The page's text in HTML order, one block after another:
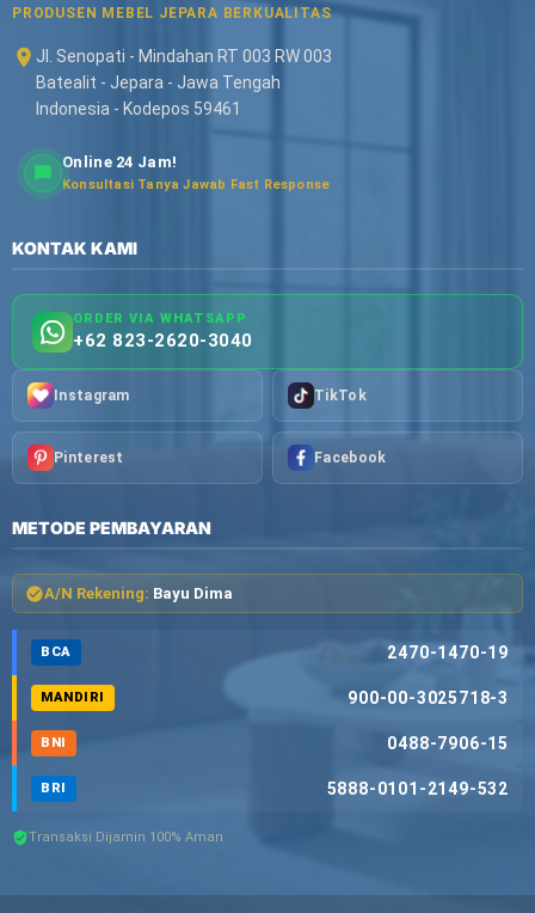
PRODUSEN MEBEL JEPARA BERKUALITAS
Jl. Senopati - Mindahan RT 003 RW 003
Batealit - Jepara - Jawa Tengah
Indonesia - Kodepos 59461
Online 24 Jam!
Konsultasi Tanya Jawab Fast Response
KONTAK KAMI
ORDER VIA WHATSAPP
+62 823-2620-3040
Instagram TikTok
Pinterest Facebook
METODE PEMBAYARAN
A/N Rekening: Bayu Dima
BCA 2470-1470-19
MANDIRI 900-00-3025718-3
BNI 0488-7906-15
BRI 5888-0101-2149-532
Transaksi Dijamin 100% Aman